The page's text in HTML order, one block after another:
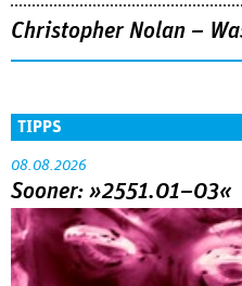
Christopher Nolan –
TIPPS
08.08.2026
Sooner: »2551.01–03«